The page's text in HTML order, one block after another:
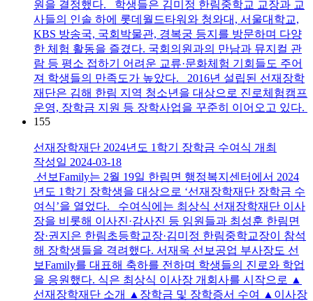
원을 결정했다. 학생들은 김미정 한림중학교 교장과 교
사들의 인솔 하에 롯데월드타워와 청와대, 서울대학교,
KBS 방송국, 국회박물관, 경복궁 등지를 방문하며 다양
한 체험 활동을 즐겼다. 국회의원과의 만남과 뮤지컬 관
람 등 평소 접하기 어려운 교류·문화체험 기회들도 주어
져 학생들의 만족도가 높았다. 2016년 설립된 선재장학
재단은 김해 한림 지역 청소년을 대상으로 진로체험캠프
운영, 장학금 지원 등 장학사업을 꾸준히 이어오고 있다.
155
선재장학재단 2024년도 1학기 장학금 수여식 개최
작성일 2024-03-18
선보Family는 2월 19일 한림면 행정복지센터에서 2024
년도 1학기 장학생을 대상으로 ‘선재장학재단 장학금 수
여식’을 열었다. 수여식에는 최상식 선재장학재단 이사
장을 비롯해 이사진·감사진 등 임원들과 최성훈 한림면
장·권지은 한림초등학교장·김미정 한림중학교장이 참석
해 장학생들을 격려했다. 서재욱 선보공업 부사장도 선
보Family를 대표해 축하를 전하며 학생들의 진로와 학업
을 응원했다. 식은 최상식 이사장 개회사를 시작으로 ▲
선재장학재단 소개 ▲장학금 및 장학증서 수여 ▲이사장